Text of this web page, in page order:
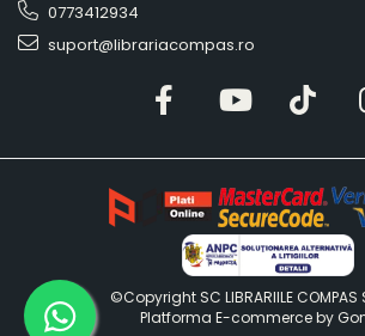
0773412934
suport@librariacompas.ro
©Copyright SC LIBRARIILE COMPAS
Platforma E-commerce by